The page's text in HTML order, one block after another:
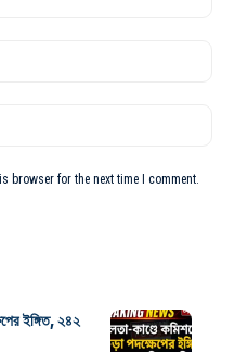
browser for the next time I comment.
ইঙ্গিত, ২৪২